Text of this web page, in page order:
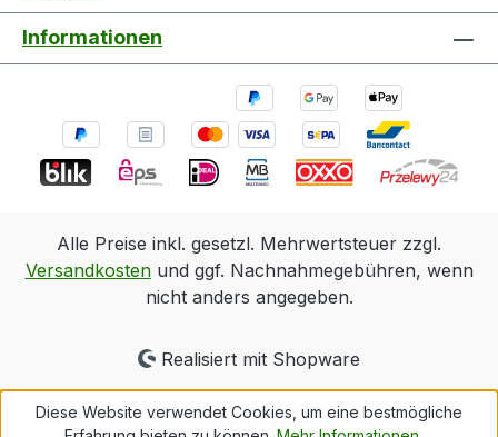
Informationen
Alle Preise inkl. gesetzl. Mehrwertsteuer zzgl.
Versandkostenund ggf. Nachnahmegebühren, wenn
nicht anders angegeben.
Realisiert mit Shopware
Diese Website verwendet Cookies, um eine bestmögliche